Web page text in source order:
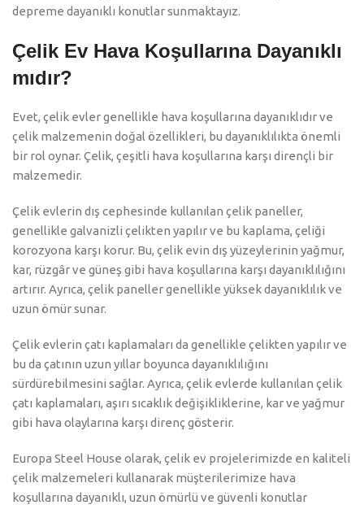
depreme dayanıklı konutlar sunmaktayız.
Çelik Ev Hava Koşullarına Dayanıklı
mıdır?
Evet, çelik evler genellikle hava koşullarına dayanıklıdır ve
çelik malzemenin doğal özellikleri, bu dayanıklılıkta önemli
bir rol oynar. Çelik, çeşitli hava koşullarına karşı dirençli bir
malzemedir.
Çelik evlerin dış cephesinde kullanılan çelik paneller,
genellikle galvanizli çelikten yapılır ve bu kaplama, çeliği
korozyona karşı korur. Bu, çelik evin dış yüzeylerinin yağmur,
kar, rüzgâr ve güneş gibi hava koşullarına karşı dayanıklılığını
artırır. Ayrıca, çelik paneller genellikle yüksek dayanıklılık ve
uzun ömür sunar.
Çelik evlerin çatı kaplamaları da genellikle çelikten yapılır ve
bu da çatının uzun yıllar boyunca dayanıklılığını
sürdürebilmesini sağlar. Ayrıca, çelik evlerde kullanılan çelik
çatı kaplamaları, aşırı sıcaklık değişikliklerine, kar ve yağmur
gibi hava olaylarına karşı direnç gösterir.
Europa Steel House olarak, çelik ev projelerimizde en kaliteli
çelik malzemeleri kullanarak müşterilerimize hava
koşullarına dayanıklı, uzun ömürlü ve güvenli konutlar